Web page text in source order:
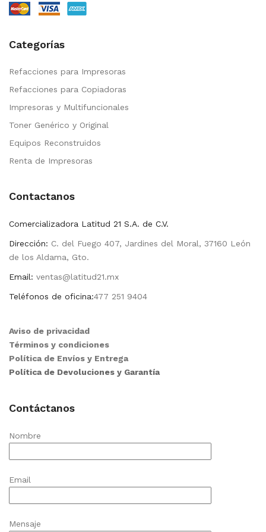
Categorías
Refacciones para Impresoras
Refacciones para Copiadoras
Impresoras y Multifuncionales
Toner Genérico y Original
Equipos Reconstruidos
Renta de Impresoras
Contactanos
Comercializadora Latitud 21 S.A. de C.V.
Dirección: C. del Fuego 407, Jardines del Moral, 37160 León
de los Aldama, Gto.
Email: ventas@latitud21.mx
Teléfonos de oficina:477 251 9404
Aviso de privacidad
Términos y condiciones
Política de Envíos y Entrega
Política de Devoluciones y Garantía
Contáctanos
Nombre
Email
Mensaje